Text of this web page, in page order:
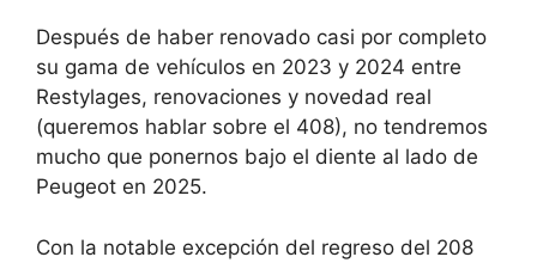
Después de haber renovado casi por completo
su gama de vehículos en 2023 y 2024 entre
Restylages, renovaciones y novedad real
(queremos hablar sobre el 408), no tendremos
mucho que ponernos bajo el diente al lado de
Peugeot en 2025.
Con la notable excepción del regreso del 208